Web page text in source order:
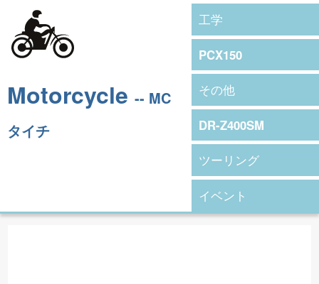
Motorcycle -- MC
タイチ
工学
PCX150
その他
DR-Z400SM
ツーリング
イベント